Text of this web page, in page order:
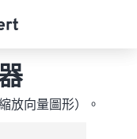
放向量圖形）。